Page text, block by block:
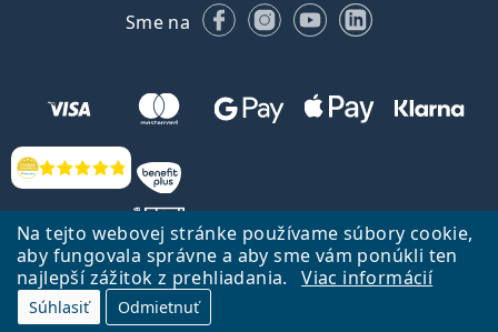
Na tejto webovej stránke používame súbory cookie,
aby fungovala správne a aby sme vám ponúkli ten
najlepší zážitok z prehliadania.
Viac informácií
Súhlasiť Odmietnuť
Hodnotenia
Sme na FacebookuInstagrame
YouTubeLinkedIn
Späť na Úvodnu stránku